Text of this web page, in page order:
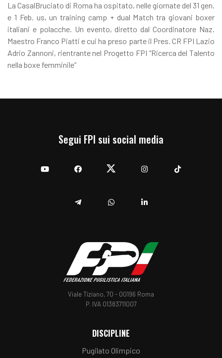
La CasalBruciato di Roma ha ospitato, nelle giornate del 31 gen.
e 1 Feb. us, un training camp + dual Match tra giovani boxer
italiani e polacche. Un evento, diretto dal Coordinatore Naz.
Maestro Franco Piatti e cui ha preso parte il Pres. CR FPI Lazio
Adrio Zannoni, rientrante nel Progetto FPI “Ricerca del Talento
nella boxe femminile”
Segui FPI sui social media
Viale Tiziano, 70 - 00196 Roma
P. IVA 01383711007
DISCIPLINE
Pugilato Olimpico